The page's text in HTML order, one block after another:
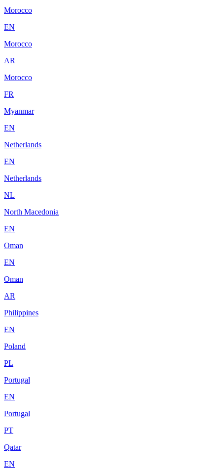
Morocco
EN
Morocco
AR
Morocco
FR
Myanmar
EN
Netherlands
EN
Netherlands
NL
North Macedonia
EN
Oman
EN
Oman
AR
Philippines
EN
Poland
PL
Portugal
EN
Portugal
PT
Qatar
EN